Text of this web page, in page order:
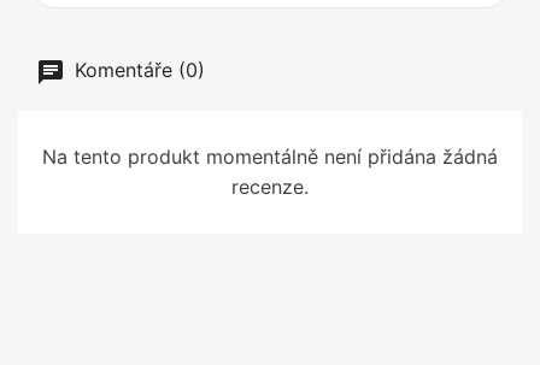
Komentáře (0)
Na tento produkt momentálně není přidána žádná
recenze.